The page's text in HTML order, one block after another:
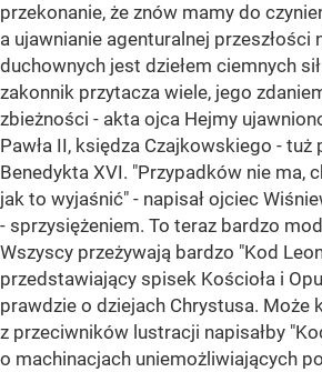
przekonanie, że znów mamy do
a ujawnianie agenturalnej przeszłości
duchownych jest dziełem ciemnych
zakonnik przytacza wiele, jego
zbieżności - akta ojca Hejmy
Pawła II, księdza Czajkowskiego -
Benedykta XVI. "Przypadków nie ma,
jak to wyjaśnić" - napisał ojciec
- sprzysiężeniem. To teraz bardzo
Wszyscy przeżywają bardzo "Kod
przedstawiający spisek Kościoła i
prawdzie o dziejach Chrystusa. Może
z przeciwników lustracji napisałby
o machinacjach uniemożliwiających